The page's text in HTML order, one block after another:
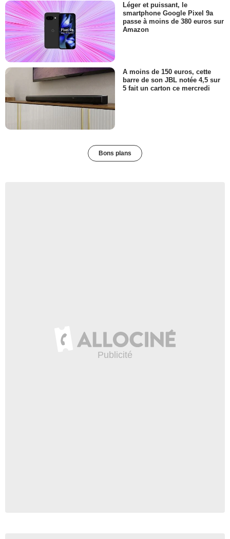
Léger et puissant, le
smartphone Google Pixel 9a
passe à moins de 380 euros sur
Amazon
A moins de 150 euros, cette
barre de son JBL notée 4,5 sur
5 fait un carton ce mercredi
Bons plans